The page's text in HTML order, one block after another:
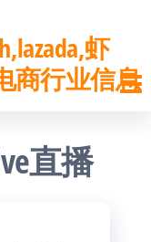
虾
商行业信息
直播